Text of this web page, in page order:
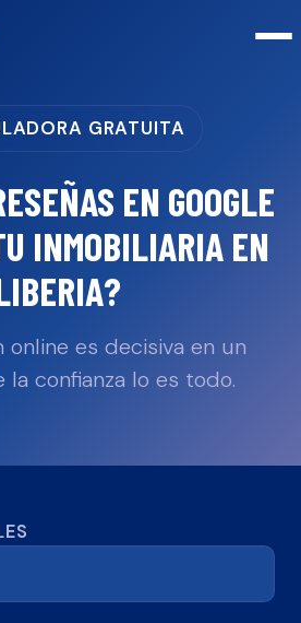
GRATUITA
EN GOOGLE
INMOBILIARIAEN
?
online es decisiva en un
confianza lo es todo.
reseñas